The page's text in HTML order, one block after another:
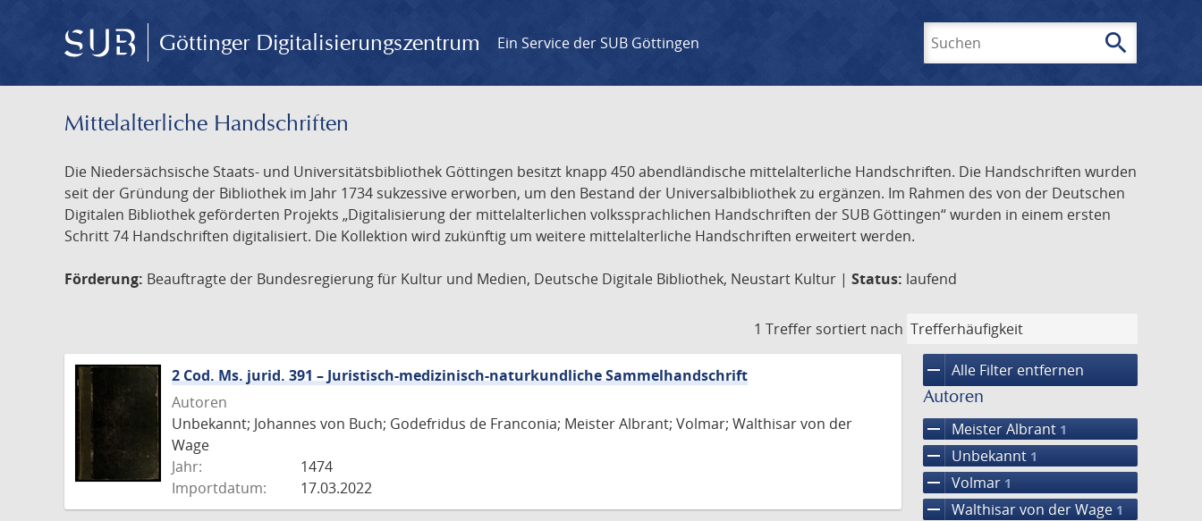
Göttinger Digitalisierungszentrum Ein Service der SUB Göttingen search
Mittelalterliche Handschriften
Die Niedersächsische Staats- und Universitätsbibliothek Göttingen besitzt knapp 450 abendländische mittelalterliche Handschriften. Die Handschriften wurden
seit der Gründung der Bibliothek im Jahr 1734 sukzessive erworben, um den Bestand der Universalbibliothek zu ergänzen. Im Rahmen des von der Deutschen
Digitalen Bibliothek geförderten Projekts „Digitalisierung der mittelalterlichen volkssprachlichen Handschriften der SUB Göttingen“ wurden in einem ersten
Schritt 74 Handschriften digitalisiert. Die Kollektion wird zukünftig um weitere mittelalterliche Handschriften erweitert werden.
Förderung: Beauftragte der Bundesregierung für Kultur und Medien, Deutsche Digitale Bibliothek, Neustart Kultur | Status: laufend
1 Treffer sortiert nach
remove Alle Filter entfernen
Autoren
remove Meister Albrant 1
remove Unbekannt 1
remove Volmar 1
remove Walthisar von der Wage 1
2 Cod. Ms. jurid. 391 – Juristisch-medizinisch-naturkundliche Sammelhandschrift
Autoren
Unbekannt; Johannes von Buch; Godefridus de Franconia; Meister Albrant; Volmar; Walthisar von der
Wage
Jahr:
1474
Importdatum:
17.03.2022